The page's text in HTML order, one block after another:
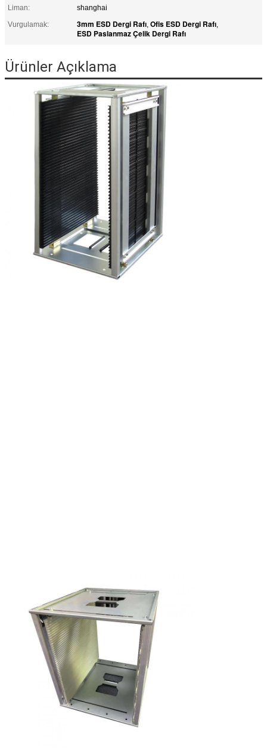
Liman:
shanghai
Vurgulamak:
3mm ESD Dergi Rafı, Ofis ESD Dergi Rafı,
ESD Paslanmaz Çelik Dergi Rafı
Ürünler Açıklama